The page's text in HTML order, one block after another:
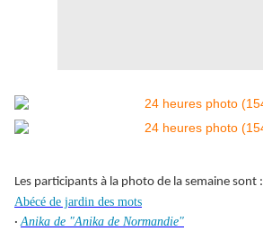
Les participants à la photo de la semaine sont :
Abécé de jardin des mots
·Anika de "Anika de Normandie"